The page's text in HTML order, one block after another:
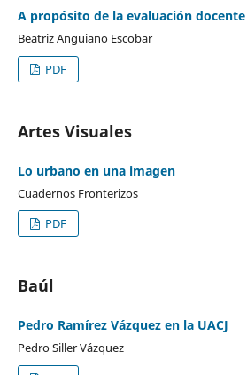
A propósito de la evaluación docente
Beatriz Anguiano Escobar
PDF
Artes Visuales
Lo urbano en una imagen
Cuadernos Fronterizos
PDF
Baúl
Pedro Ramírez Vázquez en la UACJ
Pedro Siller Vázquez